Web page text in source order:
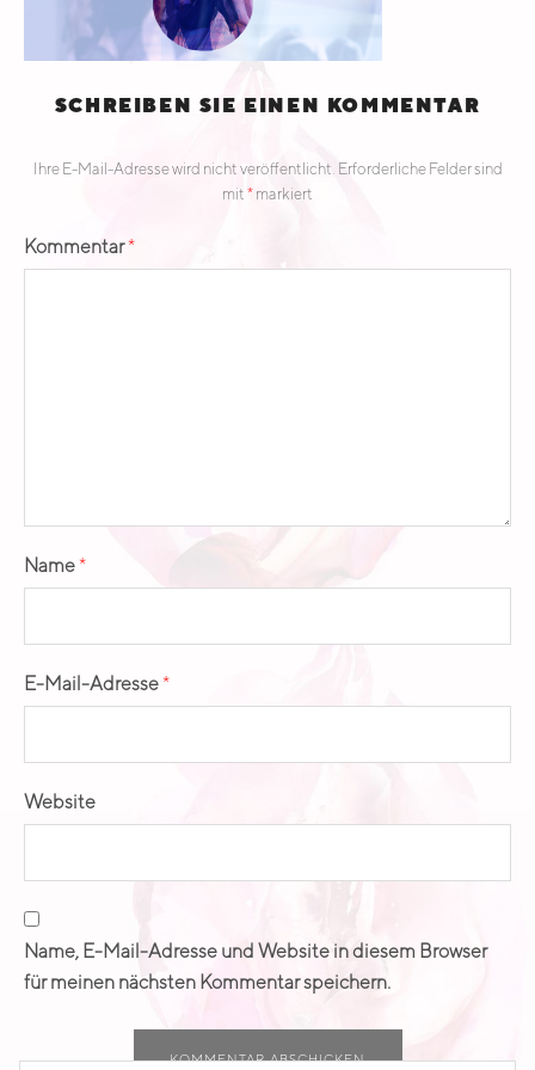
A
DSCHREIBEN SIE EINEN KOMMENTAR
Ihre E-Mail-Adresse wird nicht veröffentlicht. Erforderliche Felder sind
mit * markiert
Kommentar*
Name*
E-Mail-Adresse*
Website
Name, E-Mail-Adresse und Website in diesem Browser
für meinen nächsten Kommentar speichern.